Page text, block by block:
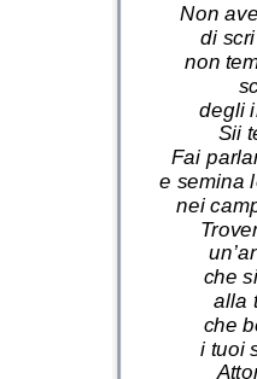
Non
di
non
degli
Sii
Fai
e semina
nei
che
alla
che
i tuoi